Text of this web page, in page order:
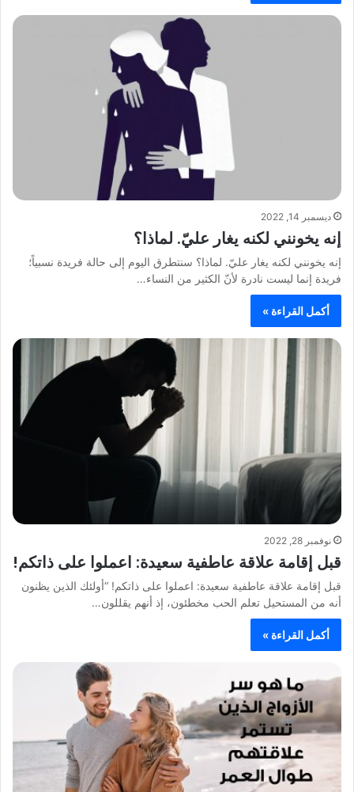
ديسمبر 14, 2022
إنه يخونني لكنه يغار عليّ. لماذا؟
إنه يخونني لكنه يغار عليّ. لماذا؟ سنتطرق اليوم إلى حالة فريدة نسبياً؛
فريدة إنما ليست نادرة لأنّ الكثير من النساء…
أكمل القراءة »
نوفمبر 28, 2022
قبل إقامة علاقة عاطفية سعيدة: اعملوا على ذاتكم!
قبل إقامة علاقة عاطفية سعيدة: اعملوا على ذاتكم! “أولئك الذين يظنون
أنه من المستحيل تعلم الحب مخطئون، إذ أنهم يقللون…
أكمل القراءة »